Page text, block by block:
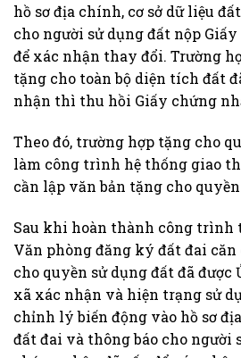
hồ sơ địa chính, cơ sở dữ liệu
cho người sử dụng đất nộp
để xác nhận thay đổi. Trường
tặng cho toàn bộ diện tích đất
nhận thì thu hồi Giấy chứng
Theo đó, trường hợp tặng cho
làm công trình hệ thống giao
cần lập văn bản tặng cho
Sau khi hoàn thành công trình
Văn phòng đăng ký đất đai
cho quyền sử dụng đất đã được
xã xác nhận và hiện trạng sử
chỉnh lý biến động vào hồ sơ
đất đai và thông báo cho người